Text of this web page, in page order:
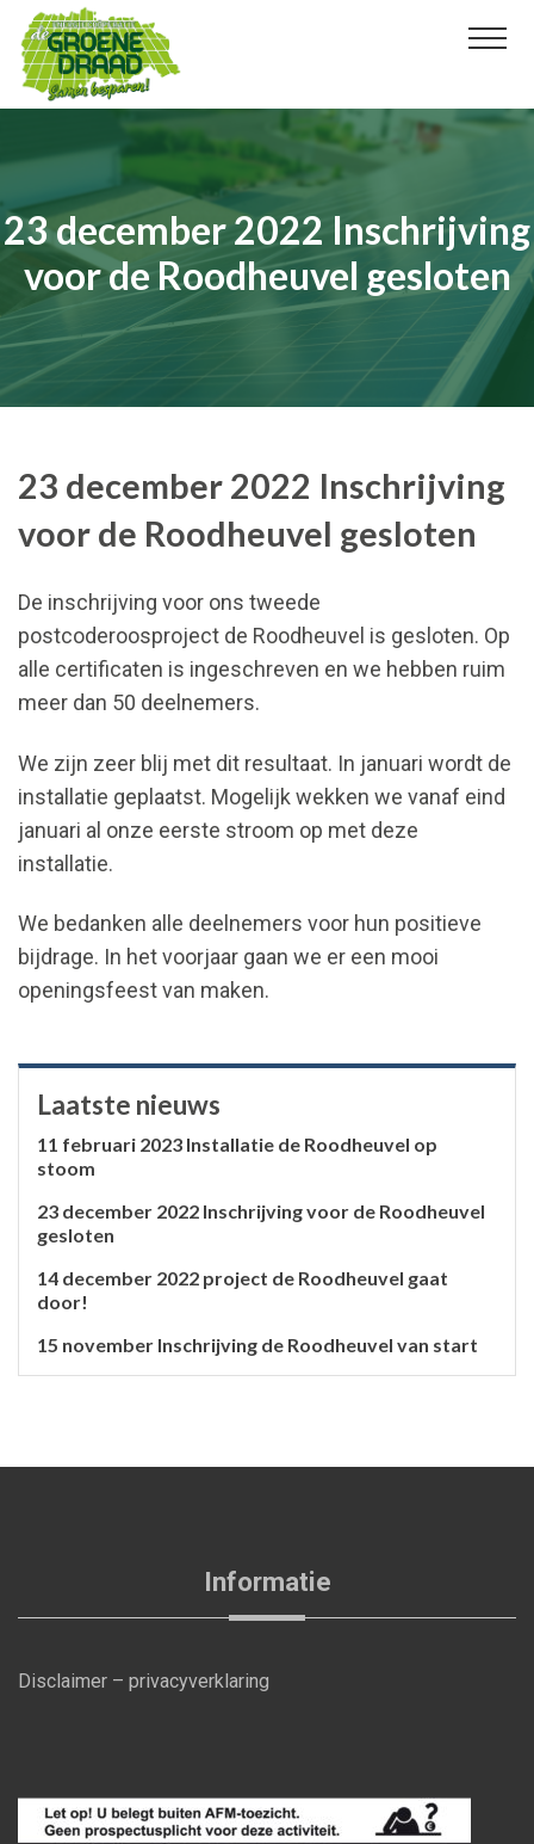
door
naar
inhoud
23 december 2022 Inschrijving
voor de Roodheuvel gesloten
23 december 2022 Inschrijving
voor de Roodheuvel gesloten
De inschrijving voor ons tweede
postcoderoosproject de Roodheuvel is gesloten. Op
alle certificaten is ingeschreven en we hebben ruim
meer dan 50 deelnemers.
We zijn zeer blij met dit resultaat. In januari wordt de
installatie geplaatst. Mogelijk wekken we vanaf eind
januari al onze eerste stroom op met deze
installatie.
We bedanken alle deelnemers voor hun positieve
bijdrage. In het voorjaar gaan we er een mooi
openingsfeest van maken.
Laatste nieuws
11 februari 2023 Installatie de Roodheuvel op
stoom
23 december 2022 Inschrijving voor de Roodheuvel
gesloten
14 december 2022 project de Roodheuvel gaat
door!
15 november Inschrijving de Roodheuvel van start
Informatie
Disclaimer – privacyverklaring